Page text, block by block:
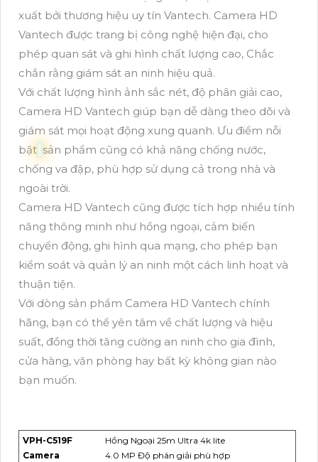
xuất bởi thương hiệu uy tín Vantech. Camera HD
Vantech được trang bị công nghệ hiện đại, cho
phép quan sát và ghi hình chất lượng cao, Chắc
chắn rằng giám sát an ninh hiệu quả.
Với chất lượng hình ảnh sắc nét, độ phân giải cao,
Camera HD Vantech giúp bạn dễ dàng theo dõi và
giám sát mọi hoạt động xung quanh. Ưu điểm nỗi
bật sản phẩm cũng có khả năng chống nước,
chống va đập, phù hợp sử dụng cả trong nhà và
ngoài trời.
Camera HD Vantech cũng được tích hợp nhiều tính
năng thông minh như hồng ngoại, cảm biến
chuyển động, ghi hình qua mạng, cho phép bạn
kiểm soát và quản lý an ninh một cách linh hoạt và
thuận tiện.
Với dòng sản phẩm Camera HD Vantech chính
hãng, bạn có thể yên tâm về chất lượng và hiệu
suất, đồng thời tăng cường an ninh cho gia đình,
cửa hàng, văn phòng hay bất kỳ không gian nào
bạn muốn.
VPH-C519F
Camera
Hồng Ngoại 25m Ultra 4k lite
4.0 MP Độ phân giải phù hợp